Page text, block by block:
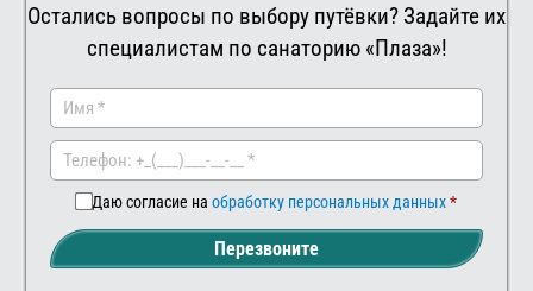
Остались вопросы по выбору путёвки? Задайте их
специалистам по санаторию «Плаза»!
Даю согласие на обработку персональных данных
Перезвоните